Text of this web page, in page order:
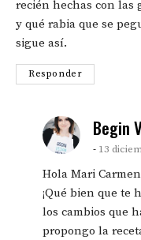
recién hechas con las
y qué rabia que se
sigue así.
Responder
Begin
13
Hola Mari
¡Qué bien que te
los cambios que
propongo la